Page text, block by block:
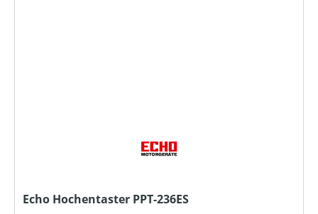
Echo Hochentaster PPT-236ES